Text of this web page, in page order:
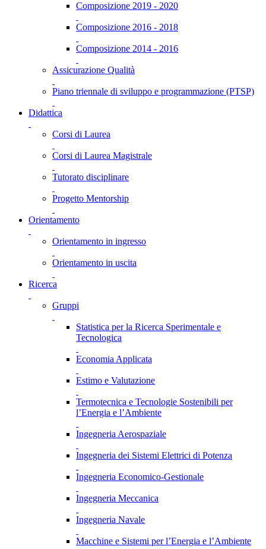
Composizione 2019 - 2020
Composizione 2016 - 2018
Composizione 2014 - 2016
Assicurazione Qualità
Piano triennale di sviluppo e programmazione (PTSP)
Didattica
Corsi di Laurea
Corsi di Laurea Magistrale
Tutorato disciplinare
Progetto Mentorship
Orientamento
Orientamento in ingresso
Orientamento in uscita
Ricerca
Gruppi
Statistica per la Ricerca Sperimentale e
Tecnologica
Economia Applicata
Estimo e Valutazione
Termotecnica e Tecnologie Sostenibili per
l’Energia e l’Ambiente
Ingegneria Aerospaziale
Ingegneria dei Sistemi Elettrici di Potenza
Ingegneria Economico-Gestionale
Ingegneria Meccanica
Ingegneria Navale
Macchine e Sistemi per l’Energia e l’Ambiente